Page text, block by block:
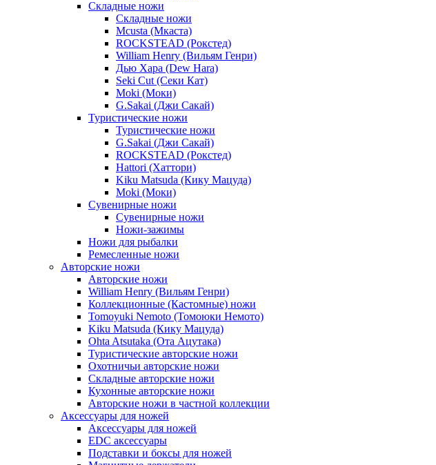
Складные ножи
Складные ножи
Mcusta (Мкаста)
ROCKSTEAD (Рокстед)
William Henry (Вильям Генри)
Дью Хара (Dew Hara)
Seki Cut (Секи Кат)
Moki (Моки)
G.Sakai (Джи Сакай)
Туристические ножи
Туристические ножи
G.Sakai (Джи Сакай)
ROCKSTEAD (Рокстед)
Hattori (Хаттори)
Kiku Matsuda (Кику Мацуда)
Moki (Моки)
Сувенирные ножи
Сувенирные ножи
Ножи-зажимы
Ножи для рыбалки
Ремесленные ножи
Авторские ножи
Авторские ножи
William Henry (Вильям Генри)
Коллекционные (Кастомные) ножи
Tomoyuki Nemoto (Томоюки Немото)
Kiku Matsuda (Кику Мацуда)
Ohta Atsutaka (Ота Ацутака)
Туристические авторские ножи
Охотничьи авторские ножи
Складные авторские ножи
Кухонные авторские ножи
Авторские ножи в частной коллекции
Аксессуары для ножей
Аксессуары для ножей
EDC аксессуары
Подставки и боксы для ножей